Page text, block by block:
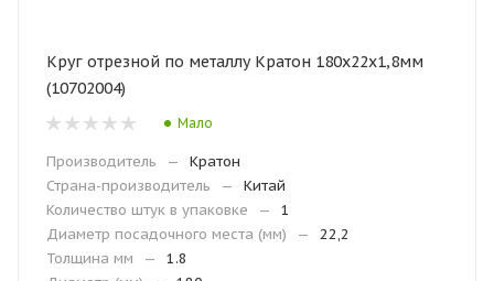
Круг отрезной по металлу Кратон 180х22х1,8мм
(10702004)
Мало
Производитель —
Кратон
Страна-производитель
—
Китай
Количество штук в упаковке
—
1
Диаметр посадочного места (мм)
—
22,2
Толщина мм
—
1.8